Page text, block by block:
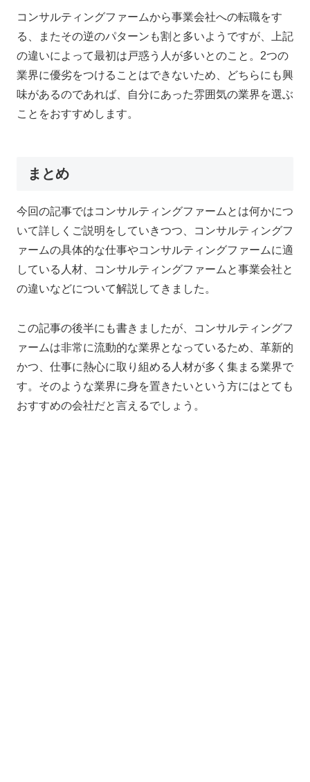
コンサルティングファームから事業会社への転職をす
る、またその逆のパターンも割と多いようですが、上記
の違いによって最初は戸惑う人が多いとのこと。2つの
業界に優劣をつけることはできないため、どちらにも興
味があるのであれば、自分にあった雰囲気の業界を選ぶ
ことをおすすめします。
まとめ
今回の記事ではコンサルティングファームとは何かにつ
いて詳しくご説明をしていきつつ、コンサルティングフ
ァームの具体的な仕事やコンサルティングファームに適
している人材、コンサルティングファームと事業会社と
の違いなどについて解説してきました。
この記事の後半にも書きましたが、コンサルティングフ
ァームは非常に流動的な業界となっているため、革新的
かつ、仕事に熱心に取り組める人材が多く集まる業界で
す。そのような業界に身を置きたいという方にはとても
おすすめの会社だと言えるでしょう。